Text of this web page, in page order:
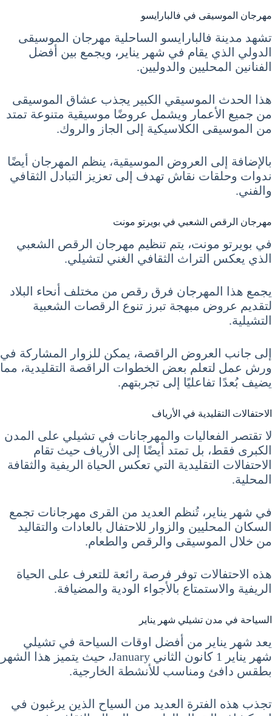
مهرجان الموسيقى في فالبارايسو
تشهد مدينة فالبارايسو الساحلية مهرجان الموسيقى
الدولي الذي يقام في شهر يناير، ويجمع بين أفضل
الفنانين المحليين والدوليين.
هذا الحدث الموسيقي الكبير يجذب عشاق الموسيقى
من جميع الأعمار ويشمل عروضًا موسيقية متنوعة تمتد
من الموسيقى الكلاسيكية إلى الجاز والروك.
بالإضافة إلى العروض الموسيقية، ينظم المهرجان أيضًا
ندوات وحلقات نقاش تهدف إلى تعزيز التبادل الثقافي
والفني.
مهرجان الرقص الشعبي في بويرتو مونت
في بويرتو مونت، يتم تنظيم مهرجان الرقص الشعبي
الذي يعكس التراث الثقافي الغني لتشيلي.
يجمع هذا المهرجان فرق رقص من مختلف أنحاء البلاد
لتقديم عروض مبهجة تبرز تنوع الرقصات الشعبية
التشيلية.
إلى جانب العروض الراقصة، يمكن للزوار المشاركة في
ورش عمل لتعلم بعض الخطوات الراقصة التقليدية، مما
يضيف بُعدًا تفاعليًا إلى تجربتهم.
الاحتفالات التقليدية في الأرياف
لا تقتصر الفعاليات والمهرجانات في تشيلي على المدن
الكبرى فقط، بل تمتد أيضًا إلى الأرياف حيث تقام
الاحتفالات التقليدية التي تعكس الحياة الريفية والثقافة
المحلية.
في شهر يناير، تُنظم العديد من القرى مهرجانات تجمع
السكان المحليين والزوار للاحتفال بالعادات والتقاليد
من خلال الموسيقى والرقص والطعام.
هذه الاحتفالات توفر فرصة رائعة للتعرف على الحياة
الريفية والاستمتاع بالأجواء الودية والمضيافة.
السياحة في مدن تشيلي شهر يناير
يعد شهر يناير من أفضل اوقات السياحة في تشيلي
شهر يناير 1 كانون الثاني January، حيث يتميز هذا الشهر
بطقس دافئ ومناسب للأنشطة الخارجية.
تجذب هذه الفترة العديد من السياح الذين يرغبون في